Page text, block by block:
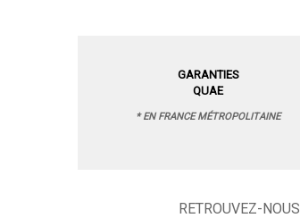
GARANTIES
QUAE
* EN FRANCE MÉTROPOLITAINE
RETROUVEZ-NOUS